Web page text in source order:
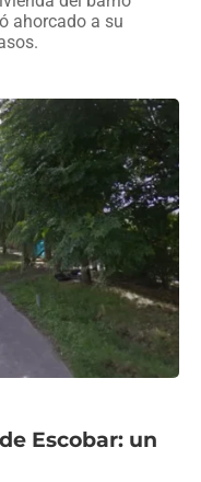
ahorcado a su
Escobar: un